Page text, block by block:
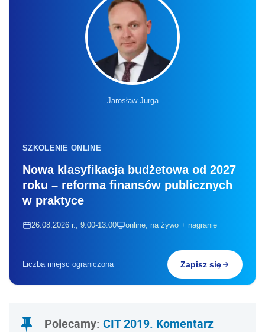
Jarosław Jurga
SZKOLENIE ONLINE
Nowa klasyfikacja budżetowa od 2027
roku – reforma finansów publicznych
w praktyce
26.08.2026 r., 9:00-13:00 online, na żywo + nagranie
Liczba miejsc ograniczona Zapisz się
Polecamy: CIT 2019. Komentarz